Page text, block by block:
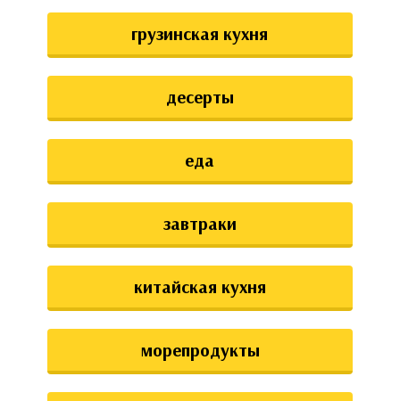
грузинская кухня
десерты
еда
завтраки
китайская кухня
морепродукты